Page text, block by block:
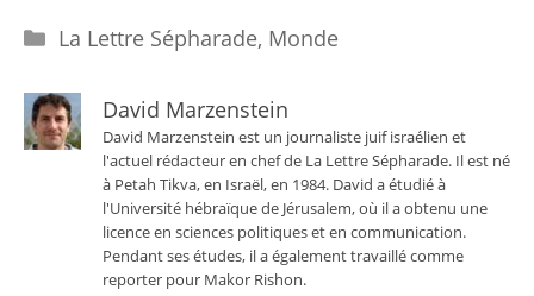
Catégories
La Lettre Sépharade, Monde
David Marzenstein
David Marzenstein est un journaliste juif israélien et
l'actuel rédacteur en chef de La Lettre Sépharade. Il est né
à Petah Tikva, en Israël, en 1984. David a étudié à
l'Université hébraïque de Jérusalem, où il a obtenu une
licence en sciences politiques et en communication.
Pendant ses études, il a également travaillé comme
reporter pour Makor Rishon.